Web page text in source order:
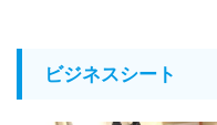
ビジネスシート